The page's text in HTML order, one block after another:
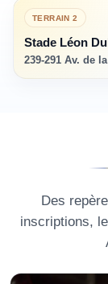
TERRAIN2
Stade Léon
239-291 Av. de
Des
inscriptions,